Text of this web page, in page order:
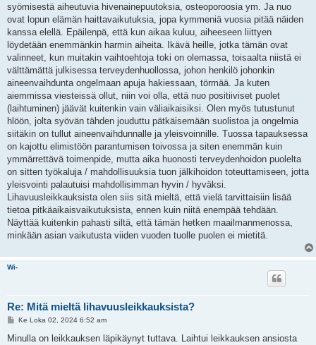
syömisestä aiheutuvia hivenainepuutoksia, osteoporoosia ym. Ja nuo
ovat lopun elämän haittavaikutuksia, jopa kymmeniä vuosia pitää näiden
kanssa elellä. Epäilenpä, että kun aikaa kuluu, aiheeseen liittyen
löydetään enemmänkin harmin aiheita. Ikävä heille, jotka tämän ovat
valinneet, kun muitakin vaihtoehtoja toki on olemassa, toisaalta niistä ei
välttämättä julkisessa terveydenhuollossa, johon henkilö johonkin
aineenvaihdunta ongelmaan apuja hakiessaan, törmää. Ja kuten
aiemmissa viesteissä ollut, niin voi olla, että nuo positiiviset puolet
(laihtuminen) jäävät kuitenkin vain väliaikaisiksi. Olen myös tutustunut
hlöön, jolta syövän tähden jouduttu pätkäisemään suolistoa ja ongelmia
siitäkin on tullut aineenvaihdunnalle ja yleisvoinnille. Tuossa tapauksessa
on kajottu elimistöön parantumisen toivossa ja siten enemmän kuin
ymmärrettävä toimenpide, mutta aika huonosti terveydenhoidon puolelta
on sitten työkaluja / mahdollisuuksia tuon jälkihoidon toteuttamiseen, jotta
yleisvointi palautuisi mahdollisimman hyvin / hyväksi.
Lihavuusleikkauksista olen siis sitä mieltä, että vielä tarvittaisiin lisää
tietoa pitkäaikaisvaikutuksista, ennen kuin niitä enempää tehdään.
Näyttää kuitenkin pahasti siltä, että tämän hetken maailmanmenossa,
minkään asian vaikutusta viiden vuoden tuolle puolen ei mietitä.
Wi-
Re: Mitä mieltä lihavuusleikkauksista?
V
e
Ke Loka 02, 2024 6:52 am
Minulla on leikkauksen läpikäynyt tuttava. Laihtui leikkauksen ansiosta